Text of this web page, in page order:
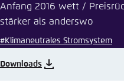
Anfang 2016 wett /
stärker als anderswo
#Klimaneutrales Stromsystem
Downloads
Abbrechen
Dunkel
Automatisch